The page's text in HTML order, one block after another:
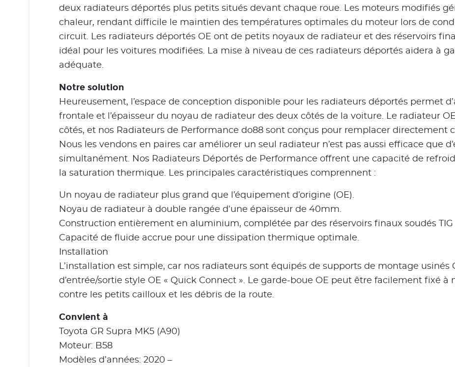
deux radiateurs déportés plus petits situés devant chaque roue. Les moteurs modifiés
chaleur, rendant difficile le maintien des températures optimales du moteur lors de
circuit. Les radiateurs déportés OE ont de petits noyaux de radiateur et des réservoirs
idéal pour les voitures modifiées. La mise à niveau de ces radiateurs déportés aidera à
adéquate.
Notre solution
Heureusement, l’espace de conception disponible pour les radiateurs déportés permet
frontale et l’épaisseur du noyau de radiateur des deux côtés de la voiture. Le radiateur
côtés, et nos Radiateurs de Performance do88 sont conçus pour remplacer directement
Nous les vendons en paires car améliorer un seul radiateur n’est pas aussi efficace que
simultanément. Nos Radiateurs Déportés de Performance offrent une capacité de
la saturation thermique. Les principales caractéristiques comprennent :
Un noyau de radiateur plus grand que l’équipement d’origine (OE).
Noyau de radiateur à double rangée d’une épaisseur de 40mm.
Construction entièrement en aluminium, complétée par des réservoirs finaux soudés TIG
Capacité de fluide accrue pour une dissipation thermique optimale.
Installation
L’installation est simple, car nos radiateurs sont équipés de supports de montage usinés
d’entrée/sortie style OE « Quick Connect ». Le garde-boue OE peut être facilement fixé
contre les petits cailloux et les débris de la route.
Convient à
Toyota GR Supra MK5 (A90)
Moteur: B58
Modèles d’années: 2020 –